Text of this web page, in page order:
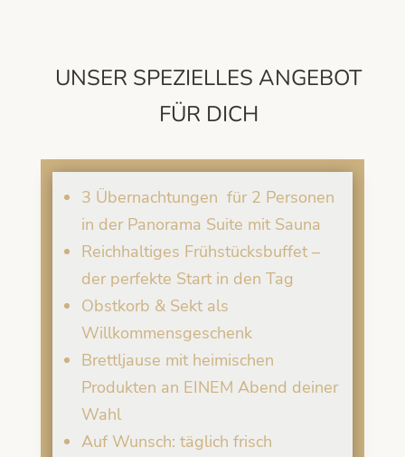
UNSER SPEZIELLES ANGEBOT
FÜR DICH
3 Übernachtungen für 2 Personen
in der Panorama Suite mit Sauna
Reichhaltiges Frühstücksbuffet –
der perfekte Start in den Tag
Obstkorb & Sekt als
Willkommensgeschenk
Brettljause mit heimischen
Produkten an EINEM Abend deiner
Wahl
Auf Wunsch: täglich frisch